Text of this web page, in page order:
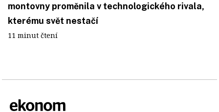
montovny proměnila v technologického rivala,
kterému svět nestačí
11 minut čtení